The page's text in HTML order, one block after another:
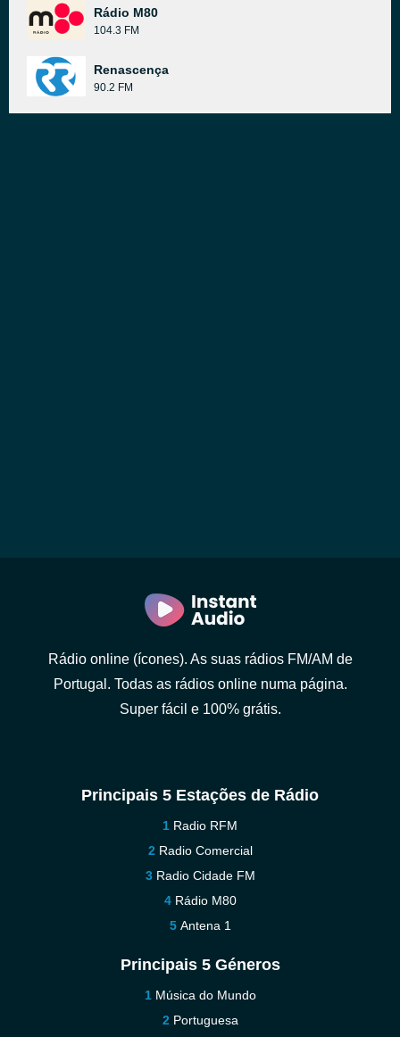
Rádio M80
104.3 FM
Renascença
90.2 FM
Rádio online (ícones). As suas rádios FM/AM de
Portugal. Todas as rádios online numa página.
Super fácil e 100% grátis.
Principais 5 Estações de Rádio
Radio RFM
Radio Comercial
Radio Cidade FM
Rádio M80
Antena 1
Principais 5 Géneros
Música do Mundo
Portuguesa